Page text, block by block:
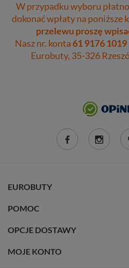
W przypadku wyboru
dokonać wpłaty na poniższe
przelewu proszę
Nasz nr. konta61 9176
Eurobuty, 35-326
EUROBUTY
POMOC
OPCJE DOSTAWY
MOJE KONTO